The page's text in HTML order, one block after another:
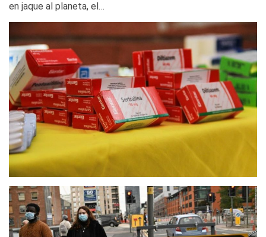
en jaque al planeta, el…